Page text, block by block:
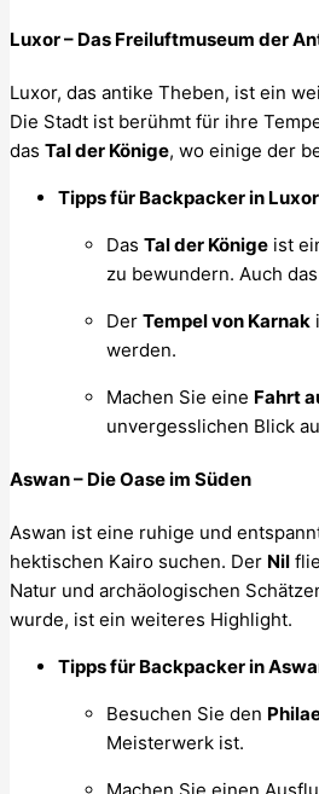
Luxor – Das Freiluftmuseum der
Luxor, das antike Theben, ist ein
Die Stadt ist berühmt für ihre
das Tal der Könige, wo einige der
Tipps für Backpacker in
Das Tal der Könige ist
zu bewundern. Auch
Der Tempel von Karnak
werden.
Machen Sie eine Fahrt
unvergesslichen Blick
Aswan – Die Oase im Süden
Aswan ist eine ruhige und
hektischen Kairo suchen. Der Nil
Natur und archäologischen
wurde, ist ein weiteres Highlight.
Tipps für Backpacker in
Besuchen Sie den
Meisterwerk ist.